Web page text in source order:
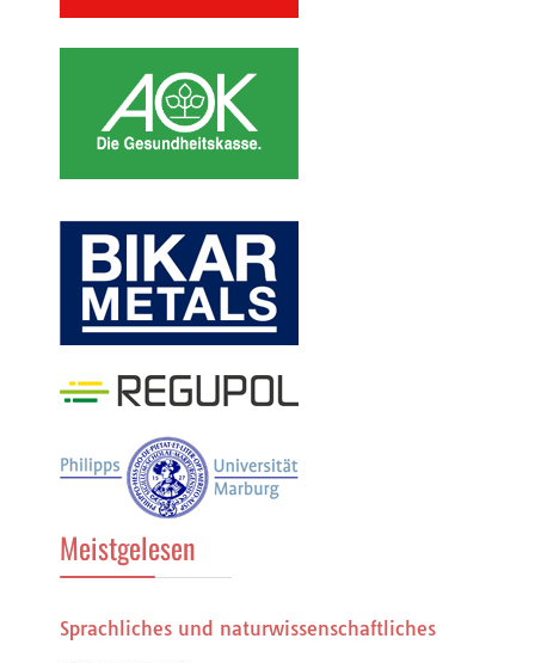
Meistgelesen
Sprachliches und naturwissenschaftliches